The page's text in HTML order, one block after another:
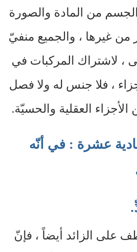
من المادة والصورة
غيرها ، والجميع منفيّ
لاشتراك المركبات في
، فلا جنس له ولا فصل
العقلية والحسيّة.
عشرة : في أنّه
الزائد أيضاً ، فإنّ